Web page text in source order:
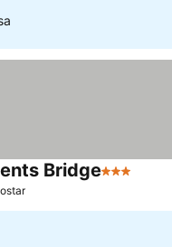
Bridge3 Kategória